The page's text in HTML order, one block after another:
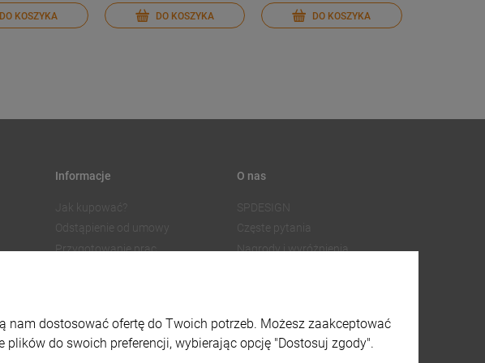
DO KOSZYKA DO KOSZYKA DO KOSZYKA
Informacje
Jak kupować?
Odstąpienie od umowy
Przygotowanie prac
Ustawienia plików cookies
O nas
SPDESIGN
Częste pytania
Nagrody i wyróżnienia
X
dostosować ofertę do Twoich potrzeb. Możesz zaakceptować
do swoich preferencji, wybierając opcję "Dostosuj zgody".